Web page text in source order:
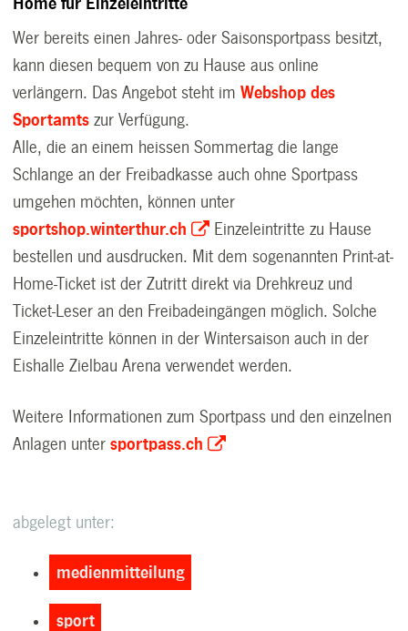
Home für Einzeleintritte
Wer bereits einen Jahres- oder Saisonsportpass besitzt,
kann diesen bequem von zu Hause aus online
verlängern. Das Angebot steht imWebshop des
Sportamts zur Verfügung.
Alle, die an einem heissen Sommertag die lange
Schlange an der Freibadkasse auch ohne Sportpass
umgehen möchten, können unter
sportshop.winterthur.ch
Einzeleintritte zu Hause
bestellen und ausdrucken. Mit dem sogenannten Print-at-
Home-Ticket ist der Zutritt direkt via Drehkreuz und
Ticket-Leser an den Freibadeingängen möglich. Solche
Einzeleintritte können in der Wintersaison auch in der
Eishalle Zielbau Arena verwendet werden.
Weitere Informationen zum Sportpass und den einzelnen
Anlagen untersportpass.ch
abgelegt unter:
medienmitteilung
sport